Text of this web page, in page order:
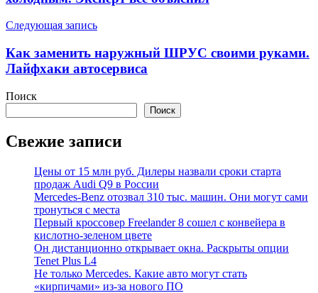
Следующая запись
Как заменить наружный ШРУС своими руками.
Лайфхаки автосервиса
Поиск
Поиск
Свежие записи
Цены от 15 млн руб. Дилеры назвали сроки старта
продаж Audi Q9 в России
Mercedes-Benz отозвал 310 тыс. машин. Они могут сами
тронуться с места
Первый кроссовер Freelander 8 сошел с конвейера в
кислотно-зеленом цвете
Он дистанционно открывает окна. Раскрыты опции
Tenet Plus L4
Не только Mercedes. Какие авто могут стать
«кирпичами» из-за нового ПО